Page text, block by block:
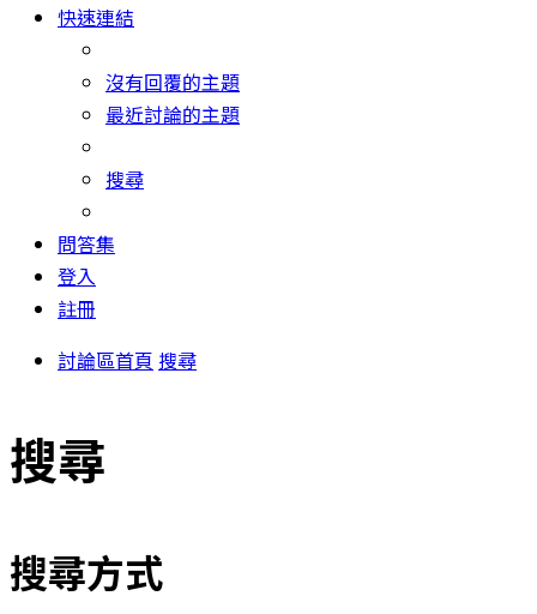
快速連結
沒有回覆的主題
最近討論的主題
搜尋
問答集
登入
註冊
討論區首頁 搜尋
搜尋
搜尋方式